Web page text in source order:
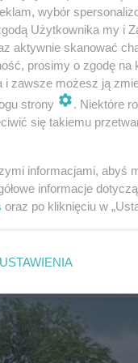
są kontrole
ofiary, jak i
Komendy
Nie żyje
wybór
Użytkownika my i
aktywnie skanować
prosimy o zgodę na
i zawsze możesz ją
strony
. Niektóre
się takiemu
informacjami, abyś
informacje
oraz po kliknięciu w
USTAWIENIA